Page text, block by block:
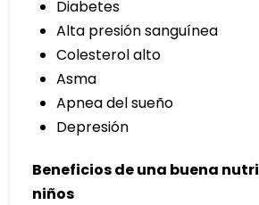
Diabetes
Alta presión sanguínea
Colesterol alto
Asma
Apnea del sueño
Depresión
Beneficios de una buena
niños